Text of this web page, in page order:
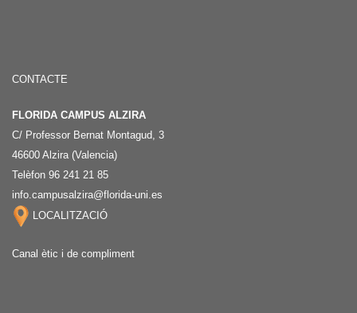
CONTACTE
FLORIDA CAMPUS ALZIRA
C/ Professor Bernat Montagud, 3
46600 Alzira (Valencia)
Telèfon 96 241 21 85
info.campusalzira@florida-uni.es
LOCALITZACIÓ
Canal ètic i de compliment